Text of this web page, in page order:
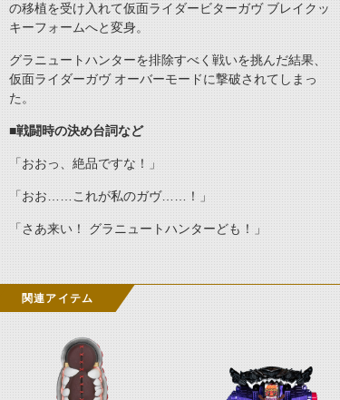
の移植を受け入れて仮面ライダービターガヴ ブレイクッ
キーフォームへと変身。
グラニュートハンターを排除すべく戦いを挑んだ結果、
仮面ライダーガヴ オーバーモードに撃破されてしまっ
た。
■戦闘時の決め台詞など
「おおっ、絶品ですな！」
「おお……これが私のガヴ……！」
「さあ来い！ グラニュートハンターども！」
関連アイテム